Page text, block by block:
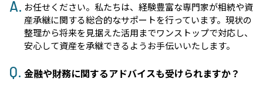
お任せください。私たちは、経験豊富な専門家が相続や資
産承継に関する総合的なサポートを行っています。現状の
整理から将来を見据えた活用までワンストップで対応し、
安心して資産を承継できるようお手伝いいたします。
金融や財務に関するアドバイスも受けられますか？